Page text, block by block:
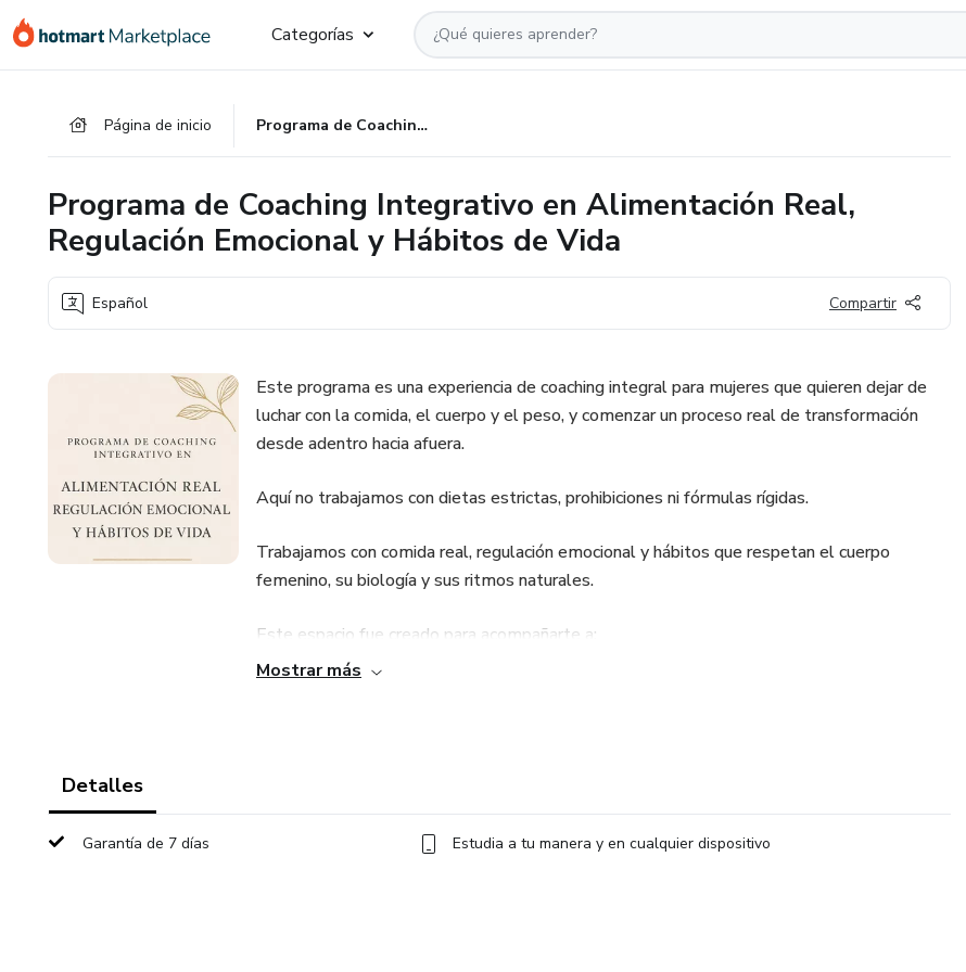
Categorías
Página de inicio Programa de Coaching Integrativo en Alimentación Real, Regulación Emocional y Hábitos de Vida
Programa de Coaching Integrativo en Alimentación Real,
Regulación Emocional y Hábitos de Vida
Español Compartir
Este programa es una experiencia de coaching integral para mujeres que quieren dejar de
luchar con la comida, el cuerpo y el peso, y comenzar un proceso real de transformación
desde adentro hacia afuera.
Aquí no trabajamos con dietas estrictas, prohibiciones ni fórmulas rígidas.
Trabajamos con comida real, regulación emocional y hábitos que respetan el cuerpo
femenino, su biología y sus ritmos naturales.
Este espacio fue creado para acompañarte a:
Reconectar con tu cuerpo, tu respiración y tus señales internas
Mostrar más
Detalles
Garantía de 7 días Estudia a tu manera y en cualquier dispositivo